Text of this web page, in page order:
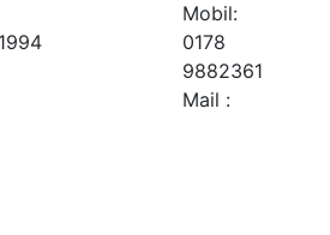
Mobil:
0178
9882361
Mail :